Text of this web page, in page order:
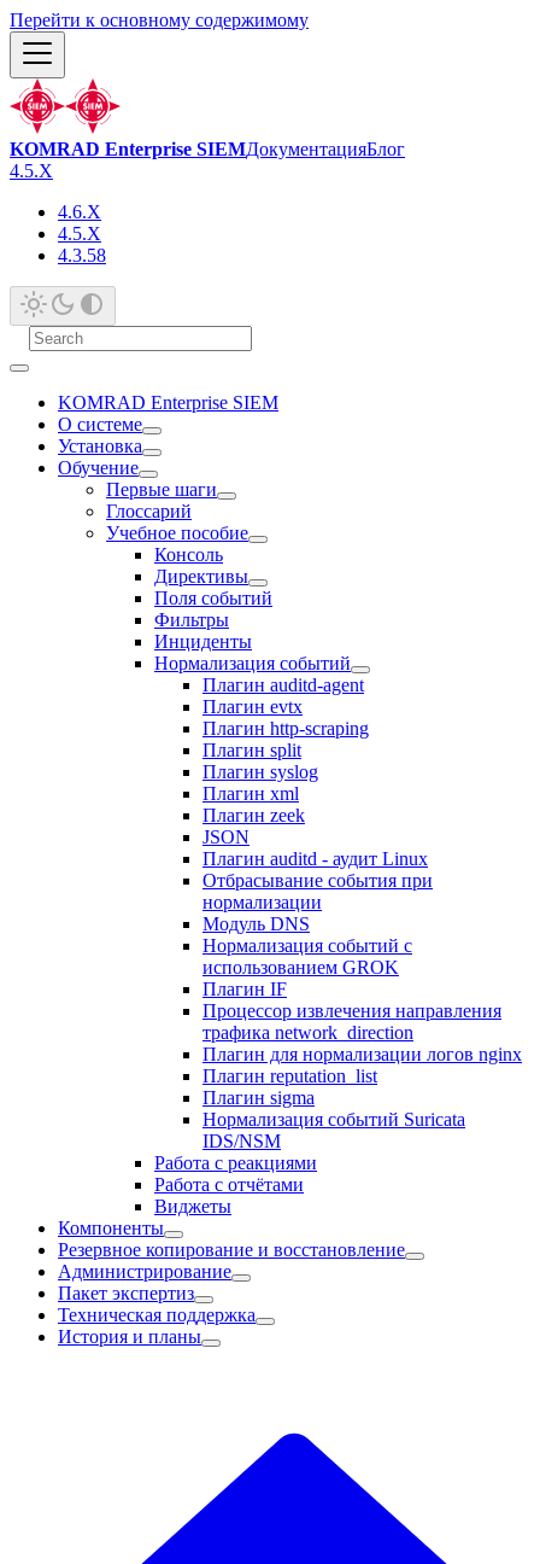
Перейти к основному содержимому
KOMRAD Enterprise SIEMДокументацияБлог
4.5.X
4.6.X
4.5.X
4.3.58
KOMRAD Enterprise SIEM
О системе
Установка
Обучение
Первые шаги
Глоссарий
Учебное пособие
Консоль
Директивы
Поля событий
Фильтры
Инциденты
Нормализация событий
Плагин auditd-agent
Плагин evtx
Плагин http-scraping
Плагин split
Плагин syslog
Плагин xml
Плагин zeek
JSON
Плагин auditd - аудит Linux
Отбрасывание события при
нормализации
Модуль DNS
Нормализация событий c
использованием GROK
Плагин IF
Процессор извлечения направления
трафика network_direction
Плагин для нормализации логов nginx
Плагин reputation_list
Плагин sigma
Нормализация событий Suricata
IDS/NSM
Работа с реакциями
Работа с отчётами
Виджеты
Компоненты
Резервное копирование и восстановление
Администрирование
Пакет экспертиз
Техническая поддержка
История и планы